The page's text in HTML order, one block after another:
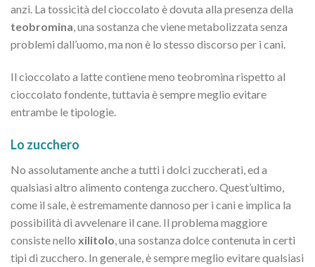
anzi. La tossicità del cioccolato è dovuta alla presenza della
teobromina , una sostanza che viene metabolizzata senza
problemi dall’uomo, ma non è lo stesso discorso per i cani.
Il cioccolato a latte contiene meno teobromina rispetto al
cioccolato fondente, tuttavia è sempre meglio evitare
entrambe le tipologie.
Lo zucchero
No assolutamente anche a tutti i dolci zuccherati, ed a
qualsiasi altro alimento contenga zucchero. Quest’ultimo,
come il sale, è estremamente dannoso per i cani e implica la
possibilità di avvelenare il cane. Il problema maggiore
consiste nello xilitolo, una sostanza dolce contenuta in certi
tipi di zucchero. In generale, è sempre meglio evitare qualsiasi